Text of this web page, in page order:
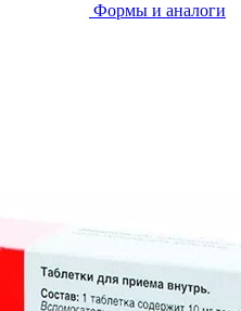
Формы и аналоги